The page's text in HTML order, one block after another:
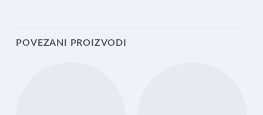
POVEZANI PROIZVODI